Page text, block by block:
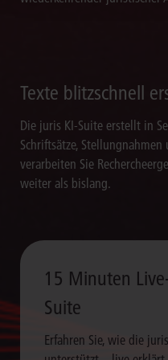
Texte blitzschnell
Die juris KI-Suite erstellt in
Schriftsätze,
verarbeiten Sie
weiter als bislang.
15 Minuten
Suite
Erfahren Sie, wie die